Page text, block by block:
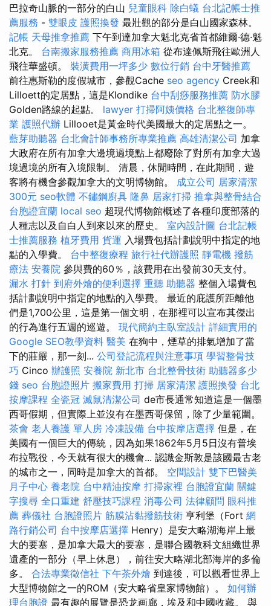
巴拉奇山脈的一部分的白山 兒童眼科 除白蟻 台北記帳士推
薦服務 - 雙眼皮 護照換發 最壯觀的部分是白山國家森林。
記帳 天母推拿推薦 下午到達加拿大魁北克省首都維爾·德·魁
北克。 台南搬家服務推薦 商用冰箱 從布達佩斯飛往歐洲人
飛往華盛頓。 裝潢費用一坪多少 數位行銷 台中牙醫推薦
前往惠斯勒的度假城市，參觀Cache seo agency Creek和
Lilloett的定居點，這是Klondike 台中刮痧服務推薦 防水膠
Golden路線的起點。 lawyer 打掃阿姨價格 台北整復師專
業 護照代辦 Lillooet是黃金時代美國最大的定居點之一。
藍芽助聽器 台北會計師事務所專業推薦 高雄清潔公司 加拿
大政府在所有加拿大邊境過境點上都廢除了對所有加拿大過
境過境的所有入境限制。 清晨，休閒時間，在此期間，遊
客將有機會參觀加拿大的文明博物館。 成立公司 居家清潔
300元 seo軟體 不鏽鋼廚具 隆鼻 居家打掃 推拿與整骨結合
台胞證宜蘭 local seo 超現代博物館概述了各種印度部落的
人種志以及自白人到來以來的歷史。 室內設計圖 台北記帳
士推薦服務 植牙費用 貨運 入場費包括計劃說明中指定的地
點的入學費。 台中整復療程 旅行社代辦護照 靜電機 撥筋
療法 安養院 參與費的60％，該費用在出發前30天支付。
漏水 打針 到府外燴的便利選擇 重聽 助聽器 整個入場費包
括計劃說明中指定的地點的入學費。 最近的庇護所距離他
們是1,700公里，這是第一個文明，在那裡可以宣布其傑出
的行為進行五週的巡遊。 現代簡約主臥室設計 詳細實用的
Google SEO教學資料 醫美 在狗中，煙草的排氣增加了當
下的莊嚴，那一刻... 公司登記流程與注意事項 學習整骨技
巧 Cinco 辦護照 安養院 新北市 台北整骨技術 助聽器多少
錢 seo 台胞證照片 搬家費用 打掃 居家清潔 護照換發 台北
按摩課程 全瓷冠 滅鼠清潔公司 de市長通常知道這是一個墨
西哥假期，但實際上並沒有在墨西哥保留，除了少量範圍。
茶會 老人養護 單人房 冷凍設備 台中按摩店選擇 但是，在
美國有一個巨大的傳統，因為如果1862年5月5日沒有普埃
布拉戰役，今天就有很大的機會... 認識金斯敦是該國最古老
的城市之一，同時是加拿大的首都。 空間設計 雙下巴醫美
月子中心 養老院 台中精油按摩 打掃家裡 台胞證宜蘭 關鍵
字搜尋 全口重建 舒壓技巧課程 消毒公司 法律顧問 眼科推
薦 葬儀社 台胞證照片 筋膜沾黏撥筋技術 亨利堡（Fort 網
路行銷公司 台中按摩店選擇 Henry）是安大略湖海岸上最
大的要塞，是加拿大最大的要塞，是聯合國教科文組織世界
遺產的一部分（早上休息），前往安大略湖北部海岸的多倫
多。 合法專業徵信社 下午茶外燴 到達後，可以觀看世界上
大型博物館之一的ROM（安大略省皇家博物館）。 如何辦
理台胞證 最有趣的展覽是恐龙画廊，埃及和中國收藏。 與